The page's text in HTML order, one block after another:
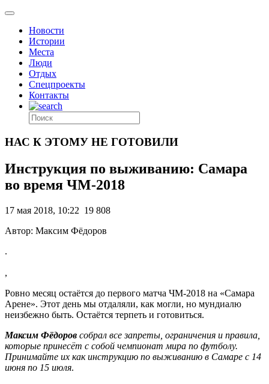
Новости
Истории
Места
Люди
Отдых
Спецпроекты
Контакты
НАС К ЭТОМУ НЕ ГОТОВИЛИ
Инструкция по выживанию: Самара
во время ЧМ-2018
17 мая 2018, 10:22 19 808
Автор: Максим Фёдоров
.
,
Ровно месяц остаётся до первого матча ЧМ-2018 на «Самара
Арене». Этот день мы отдаляли, как могли, но мундиалю
неизбежно быть. Остаётся терпеть и готовиться.
Максим Фёдоров собрал все запреты, ограничения и правила,
которые принесёт с собой чемпионат мира по футболу.
Принимайте их как инструкцию по выживанию в Самаре с 14
июня по 15 июля.